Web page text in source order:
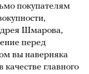
покупателям
Шмарова,
перед
вы наверняка
главного